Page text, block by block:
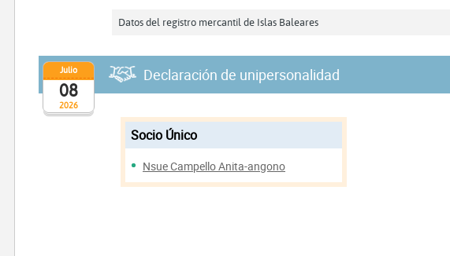
Datos del registro mercantil de Islas Baleares
2026
Julio
08
Declaración de unipersonalidad
Socio Único
Nsue Campello Anita-angono